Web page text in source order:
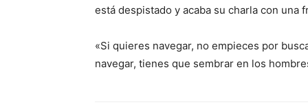
está despistado y acaba su charla con una
«Si quieres navegar, no empieces por
navegar, tienes que sembrar en los